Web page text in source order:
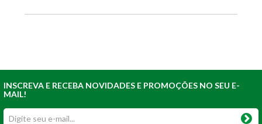
INSCREVA E RECEBA NOVIDADES E PROMOÇÕES NO SEU E-
MAIL!